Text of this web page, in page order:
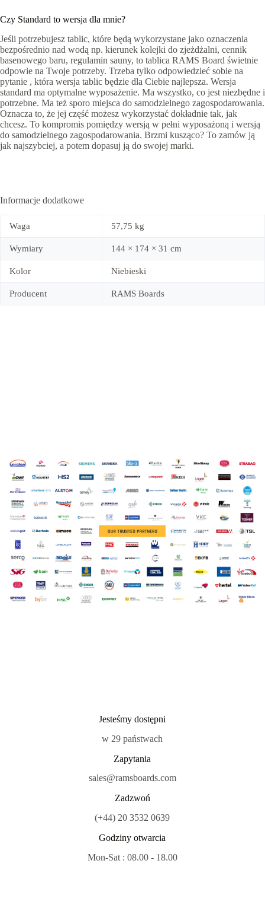
Czy Standard to wersja dla mnie?
Jeśli potrzebujesz tablic, które będą wykorzystane jako oznaczenia
bezpośrednio nad wodą np. kierunek kolejki do zjeżdżalni, cennik
basenowego baru, regulamin sauny, to tablica RAMS Board świetnie
odpowie na Twoje potrzeby. Trzeba tylko odpowiedzieć sobie na
pytanie , która wersja tablic będzie dla Ciebie najlepsza. Wersja
standard ma optymalne wyposażenie. Ma wszystko, co jest niezbędne i
potrzebne. Ma też sporo miejsca do samodzielnego zagospodarowania.
Oznacza to, że jej część możesz wykorzystać dokładnie tak, jak
chcesz. To kompromis pomiędzy wersją w pełni wyposażoną i wersją
do samodzielnego zagospodarowania. Brzmi kusząco? To zamów ją
jak najszybciej, a potem dopasuj ją do swojej marki.
Informacje dodatkowe
Waga 57,75 kg
Wymiary 144 × 174 × 31 cm
Kolor Niebieski
Producent RAMS Boards
Jesteśmy dostępni
w 29 państwach
Zapytania
sales@ramsboards.com
Zadzwoń
(+44) 20 3532 0639
Godziny otwarcia
Mon-Sat : 08.00 - 18.00